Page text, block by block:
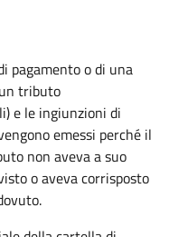
e le ingiunzioni di
emessi perché il
non aveva a suo
o aveva corrisposto